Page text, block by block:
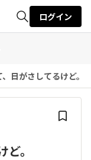
検索
ログイン
日がさしてるけど。
。